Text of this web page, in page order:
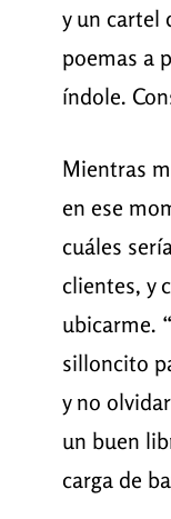
y un cartel
poemas a
índole.
Mientras
en ese
cuáles
clientes, y
ubicarme.
silloncito
y no
un buen
carga de